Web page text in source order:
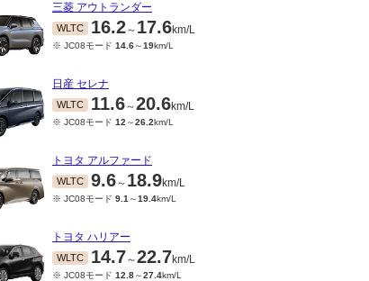
三菱 アウトランダー
WLTC 16.2～ 17.6km/L
※ JC08モード 14.6～19km/L
日産 セレナ
WLTC 11.6～20.6km/L
※ JC08モード 12 ～26.2km/L
トヨタ アルファード
WLTC 9.6～ 18.9km/L
※ JC08モード 9.1 ～19.4km/L
トヨタ ハリアー
WLTC 14.7～22.7km/L
※ JC08モード 12.8～27.4km/L